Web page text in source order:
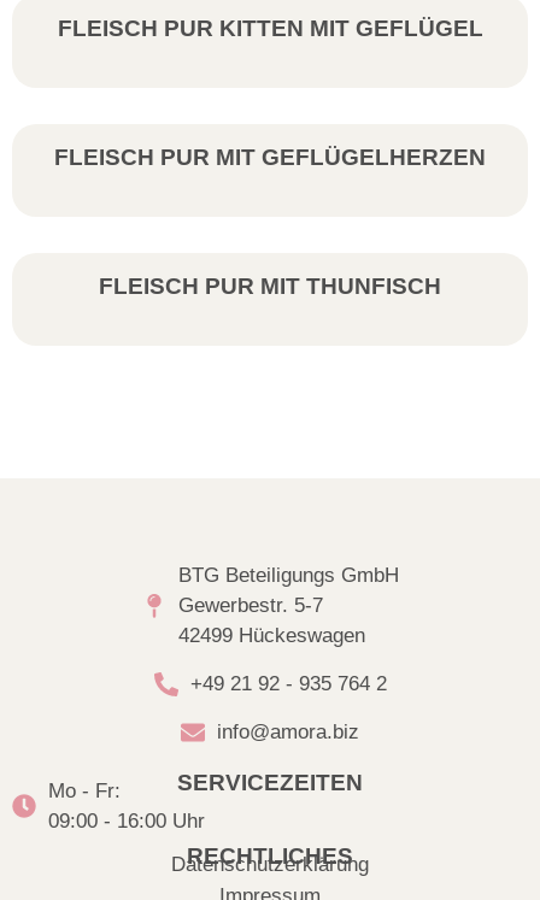
FLEISCH PUR KITTEN MIT GEFLÜGEL
FLEISCH PUR MIT GEFLÜGELHERZEN
FLEISCH PUR MIT THUNFISCH
BTG Beteiligungs GmbH
Gewerbestr. 5-7
42499 Hückeswagen
+49 21 92 - 935 764 2
info@amora.biz
SERVICEZEITEN
Mo - Fr:
09:00 - 16:00 Uhr
RECHTLICHES
Datenschutzerklärung